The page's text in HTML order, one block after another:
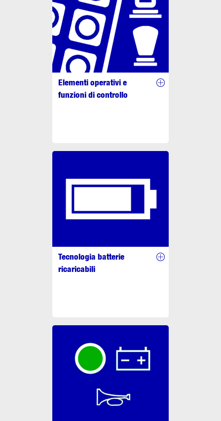
Elementi operativi e
funzioni di controllo
Tecnologia batterie
ricaricabili